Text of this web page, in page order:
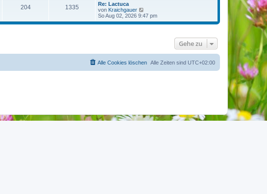
g
e
i
t
t
e
r
r
a
204 1335
Re: Lactuca
von Kraichgauer
e
u
e
So Aug 02, 2026 9:47 pm
Gehe zu
Alle Zeiten sind UTC+02:00
Alle Cookies löschen